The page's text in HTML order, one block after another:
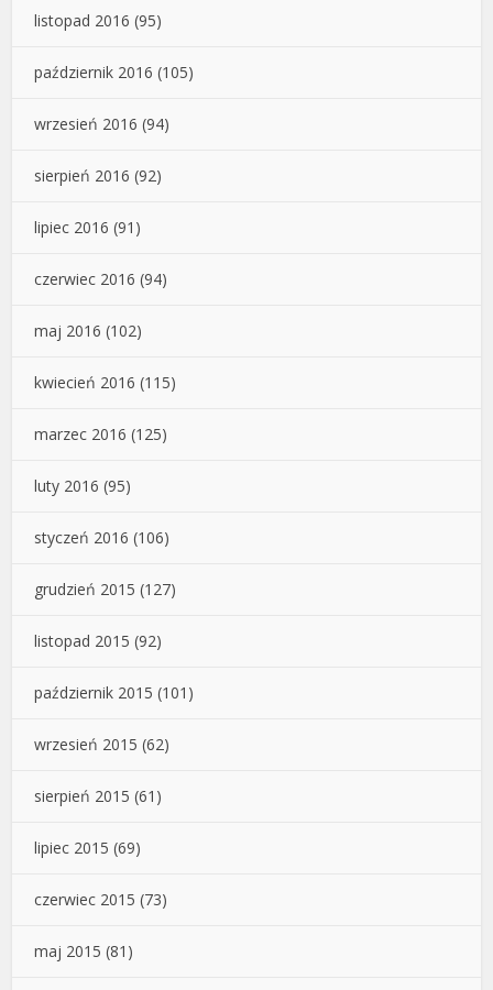
listopad 2016 (95)
październik 2016 (105)
wrzesień 2016 (94)
sierpień 2016 (92)
lipiec 2016 (91)
czerwiec 2016 (94)
maj 2016 (102)
kwiecień 2016 (115)
marzec 2016 (125)
luty 2016 (95)
styczeń 2016 (106)
grudzień 2015 (127)
listopad 2015 (92)
październik 2015 (101)
wrzesień 2015 (62)
sierpień 2015 (61)
lipiec 2015 (69)
czerwiec 2015 (73)
maj 2015 (81)